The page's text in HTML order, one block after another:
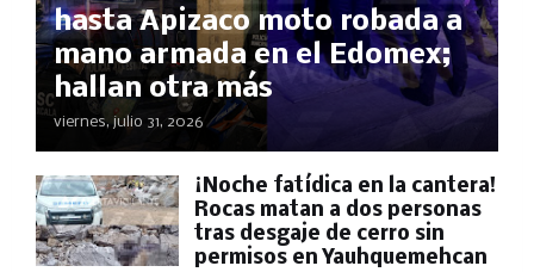
hasta Apizaco moto robada a
mano armada en el Edomex;
hallan otra más
viernes, julio 31, 2026
​¡Noche fatídica en la cantera!
Rocas matan a dos personas
tras desgaje de cerro sin
permisos en Yauhquemehcan